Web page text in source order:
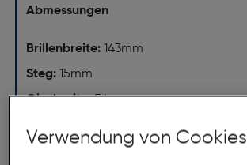
Abmessungen
Brillenbreite: 143mm
Steg: 15mm
Glasbreite:54mm
(individuell ausrichtbar)
Verwendung von Cookies